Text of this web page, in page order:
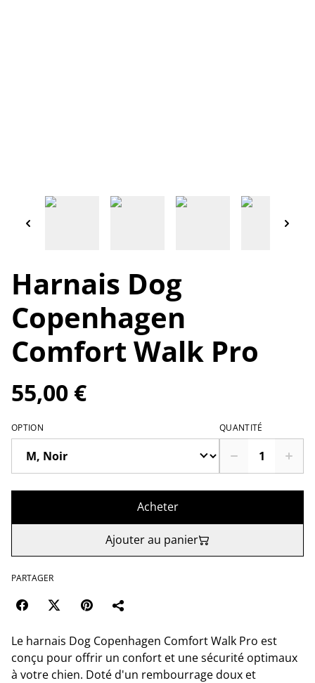
Harnais Dog
Copenhagen
Comfort Walk Pro
55,00 €
OPTION QUANTITÉ
Acheter
Ajouter au panier
PARTAGER
Le harnais Dog Copenhagen Comfort Walk Pro est
conçu pour offrir un confort et une sécurité optimaux
à votre chien. Doté d'un rembourrage doux et